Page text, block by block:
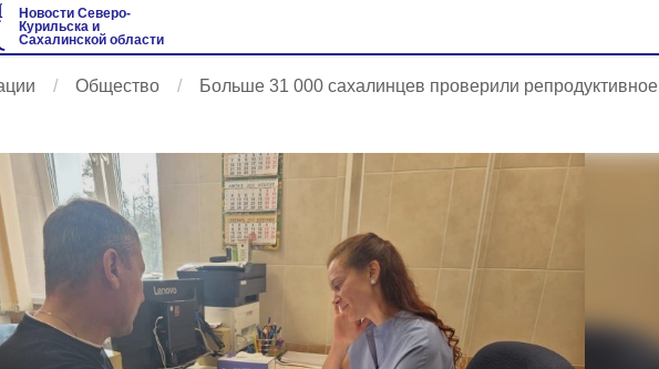
Новости Северо-
Курильска и
Сахалинской области
Общество
Больше 31 000 сахалинцев проверили репродуктивное